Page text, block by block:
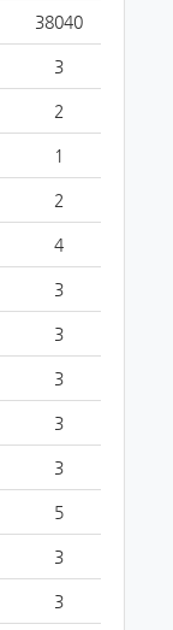
38040
3
2
1
2
4
3
3
3
3
3
5
3
3